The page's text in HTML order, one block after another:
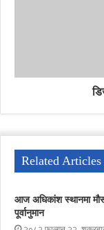
Related Articles
आज अधिकांश स्थानमा
पूर्वानुमान